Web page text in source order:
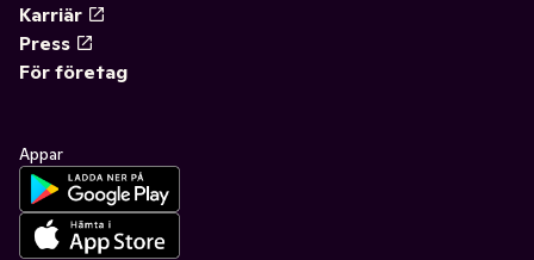
Karriär
Press
För företag
Appar